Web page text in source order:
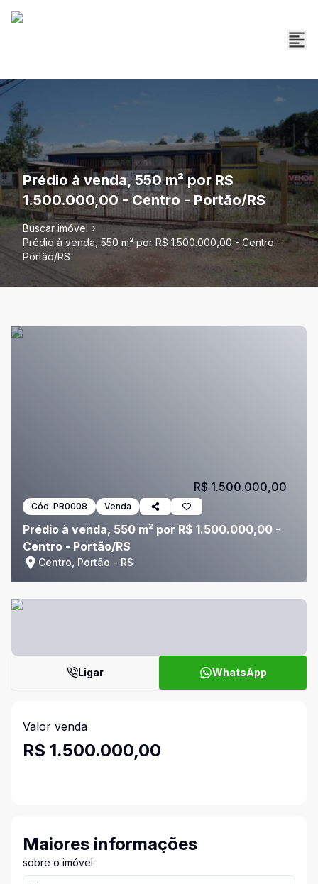
Prédio à venda, 550 m² por R$
1.500.000,00 - Centro - Portão/RS
Buscar imóvel
Prédio à venda, 550 m² por R$ 1.500.000,00 - Centro -
Portão/RS
Cód: PR0008 Venda
Prédio à venda, 550 m² por R$ 1.500.000,00 -
Centro - Portão/RS
Centro, Portão - RS
R$ 1.500.000,00
Ligar WhatsApp
Valor venda
R$ 1.500.000,00
Maiores informações
sobre o imóvel